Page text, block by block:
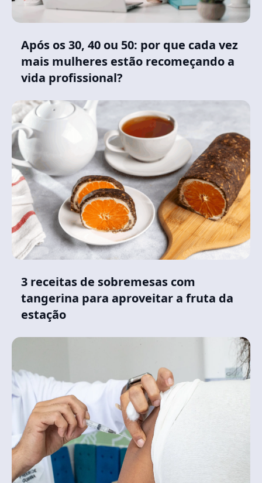
Após os 30, 40 ou 50: por que cada vez
mais mulheres estão recomeçando a
vida profissional?
3 receitas de sobremesas com
tangerina para aproveitar a fruta da
estação